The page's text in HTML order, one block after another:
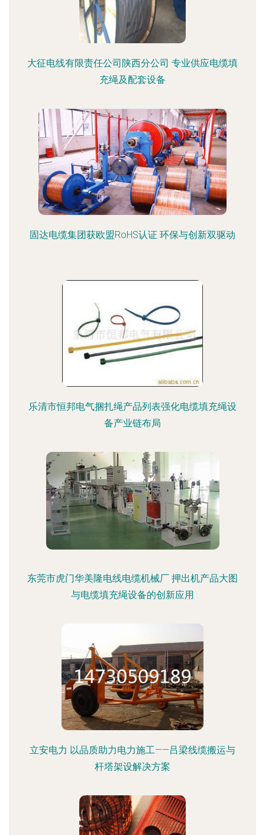
大征电线有限责任公司陕西分公司 专业供应电缆填
充绳及配套设备
固达电缆集团获欧盟RoHS认证 环保与创新双驱动
乐清市恒邦电气捆扎绳产品列表强化电缆填充绳设
备产业链布局
东莞市虎门华美隆电线电缆机械厂 押出机产品大图
与电缆填充绳设备的创新应用
立安电力 以品质助力电力施工——吕梁线缆搬运与
杆塔架设解决方案